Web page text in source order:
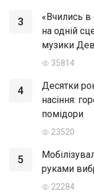
3
«Вчились в
на одній
музики
35814
4
Десятки
насіння:
помідори
23520
5
руками
22284